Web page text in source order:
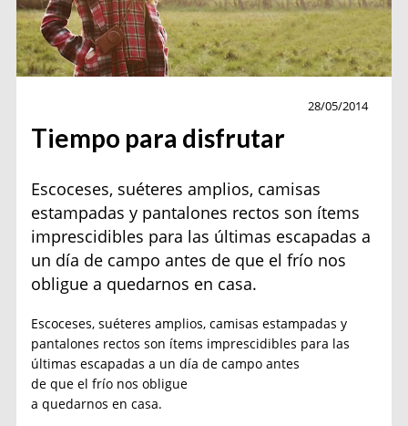
28/05/2014
Tiempo para disfrutar
Escoceses, suéteres amplios, camisas
estampadas y pantalones rectos son ítems
imprescidibles para las últimas escapadas a
un día de campo antes de que el frío nos
obligue a quedarnos en casa.
Escoceses, suéteres amplios, camisas estampadas y
pantalones rectos son ítems imprescidibles para las
últimas escapadas a un día de campo antes
de que el frío nos obligue
a quedarnos en casa.